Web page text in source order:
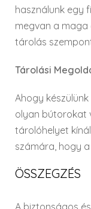
használunk egy
megvan a
tárolás
Tárolási
Ahogy
olyan bútorokat
tárolóhelyet
számára, hogy
ÖSSZEGZÉS
A biztonságos